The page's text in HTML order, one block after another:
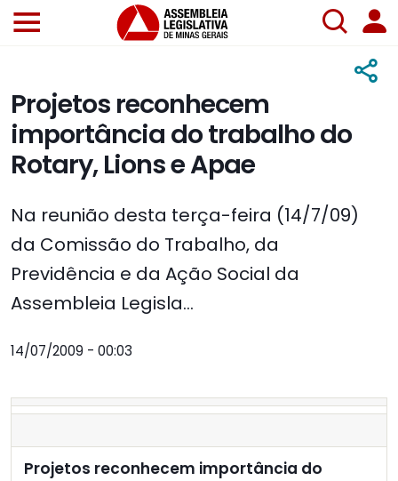
Projetos reconhecem
importância do trabalho do
Rotary, Lions e Apae
Na reunião desta terça-feira (14/7/09)
da Comissão do Trabalho, da
Previdência e da Ação Social da
Assembleia Legisla...
14/07/2009 - 00:03
Projetos reconhecem importância do